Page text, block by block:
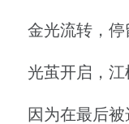
金光流转，停
光茧开启，江
因为在最后被